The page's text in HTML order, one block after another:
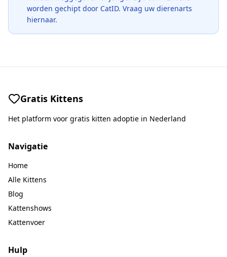
worden gechipt door CatID. Vraag uw dierenarts
hiernaar.
Gratis Kittens
Het platform voor gratis kitten adoptie in Nederland
Navigatie
Home
Alle Kittens
Blog
Kattenshows
Kattenvoer
Hulp